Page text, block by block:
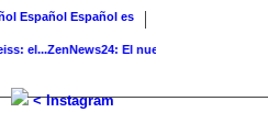
Español Español es
ZenNews24: El nuevo portal de noticias y...
< Instagram